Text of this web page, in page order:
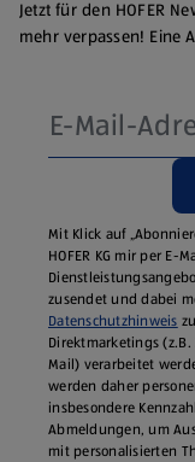
Jetzt für den HOFER
mehr verpassen! Eine
Mit Klick auf
HOFER KG mir per
zusendet und dabei
Datenschutzhinweis
Direktmarketings
Mail) verarbeitet
werden daher
insbesondere
Abmeldungen, um
mit personalisierten